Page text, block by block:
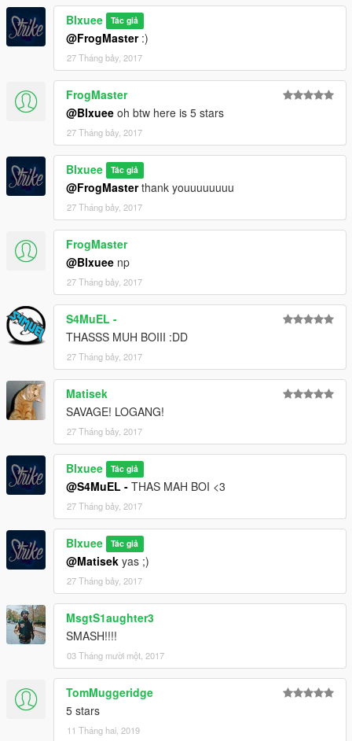
Blxuee Tác giả
@FrogMaster:)
27 Tháng bảy, 2017
FrogMaster
@Blxuee oh btw here is 5 stars
27 Tháng bảy, 2017
Blxuee Tác giả
@FrogMasterthank youuuuuuuu
27 Tháng bảy, 2017
FrogMaster
@Blxuee np
27 Tháng bảy, 2017
S4MuEL -
THASSS MUH BOIII :DD
27 Tháng bảy, 2017
Matisek
SAVAGE! LOGANG!
27 Tháng bảy, 2017
Blxuee Tác giả
@S4MuEL - THAS MAH BOI <3
27 Tháng bảy, 2017
Blxuee Tác giả
@Matisek yas ;)
27 Tháng bảy, 2017
MsgtS1aughter3
SMASH!!!!
03 Tháng mười một, 2017
TomMuggeridge
5 stars
11 Tháng hai, 2019